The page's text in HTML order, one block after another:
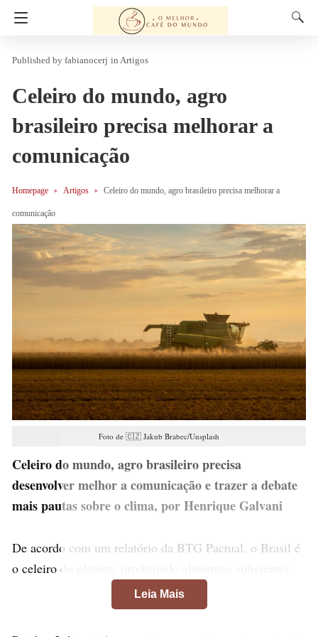
fabianocerj in Artigos
Celeiro do mundo, agro
brasileiro precisa melhorar a
comunicação
Homepage Artigos Celeiro do mundo, agro brasileiro precisa melhorar a
comunicação
Foto de 🇨🇿 Jakub Brabec/Unsplash
Celeiro do mundo, agro brasileiro precisa
desenvolver melhor a comunicação e trazer a debate
mais pautas sobre o clima, por Henrique Galvani
De acordo com um relatório da BTG Pactual, o Brasil é
o celeiro do planeta, produzindo alimentos suficientes
para atender as demandas calóricas de 900 milhões de
o equivalente a 11% da população mundial
Leia Mais